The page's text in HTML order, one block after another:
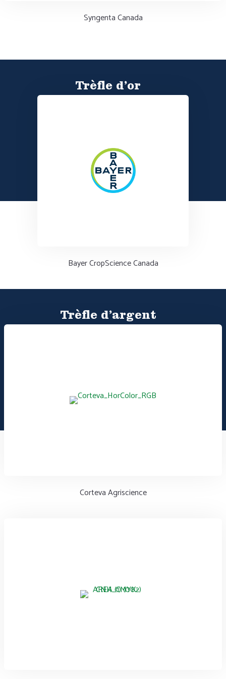
Syngenta Canada
Trèfle d’or
Bayer CropScience Canada
Trèfle d’argent
Corteva Agriscience